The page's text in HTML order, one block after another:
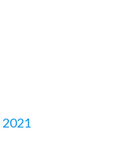
2021